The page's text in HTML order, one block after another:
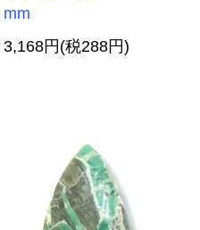
mm
3,168円(税288円)